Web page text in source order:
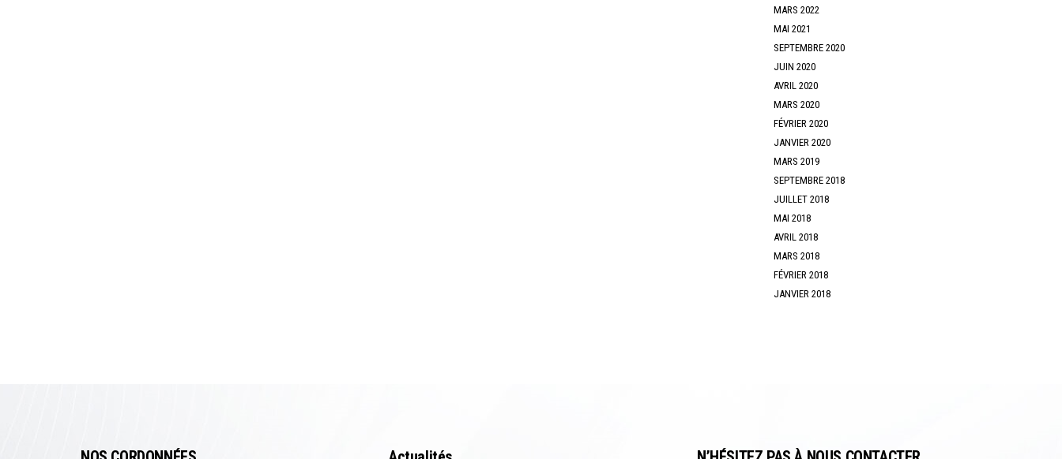
MARS 2022
MAI 2021
SEPTEMBRE 2020
JUIN 2020
AVRIL 2020
MARS 2020
FÉVRIER 2020
JANVIER 2020
MARS 2019
SEPTEMBRE 2018
JUILLET 2018
MAI 2018
AVRIL 2018
MARS 2018
FÉVRIER 2018
JANVIER 2018